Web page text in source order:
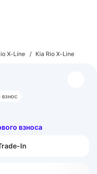
X-Line / Kia Rio X-Line
взноса
In